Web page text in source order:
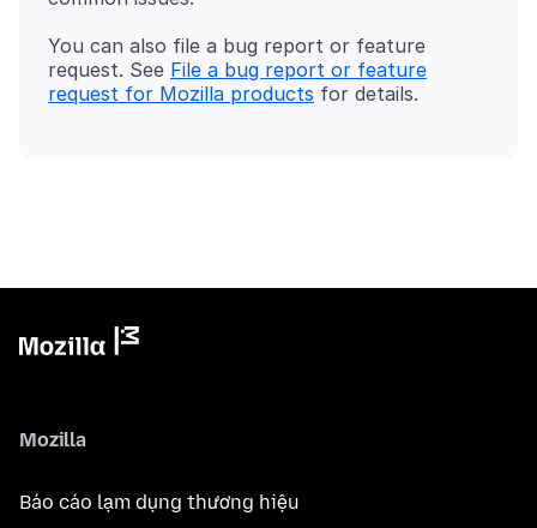
You can also file a bug report or feature
request. See File a bug report or feature
request for Mozilla products
Mozilla
Báo cáo lạm dụng thương hiệu